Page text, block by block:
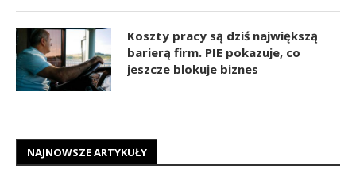
Koszty pracy są dziś największą
barierą firm. PIE pokazuje, co
jeszcze blokuje biznes
NAJNOWSZE ARTYKUŁY